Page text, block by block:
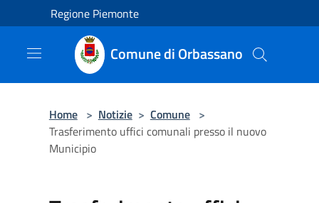
Salta al contenuto principale
Regione Piemonte
Comune di Orbassano
Home > Notizie > Comune >
Trasferimento uffici comunali presso il nuovo
Municipio